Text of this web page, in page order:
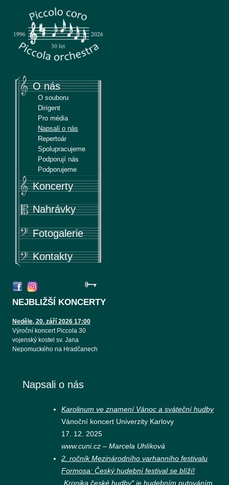
Piccola
Piccolo coro & Piccola orchestra
O nás
O souboru
Dirigent
Pro média
Napsali o nás
Repertoár
Spolupracujeme
Podporují nás
Podporujeme
Koncerty
Nahrávky
Fotogalerie
Kontakty
NEJBLIŽŠÍ KONCERTY
Neděle, 20. září 2026 17:00
Výroční koncert Piccola 30
vojenský kostel sv. Jana
Nepomuckého na Hradčanech
Napsali o nás
Karolinum ve znamení Vánoc a sváteční hudby
Vánoční koncert Univerzity Karlovy
17. 12. 2025
www.cuni.cz – Marcela Uhlíková
2. ročník Mezinárodního varhanního festivalu
Formosa: Český hudební festival se blíží!
„Kronika české hudby″ je hudebním putováním